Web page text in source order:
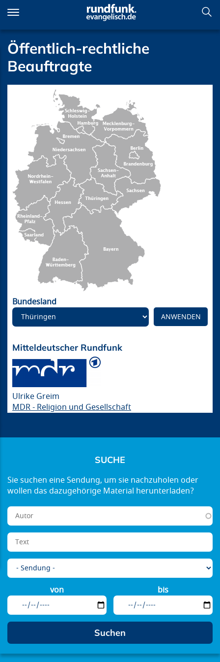
zum
Inhalt
Öffentlich-rechtliche
Beauftragte
Bundesland
Mitteldeutscher Rundfunk
Ulrike Greim
MDR - Religion und Gesellschaft
SUCHE
von bis